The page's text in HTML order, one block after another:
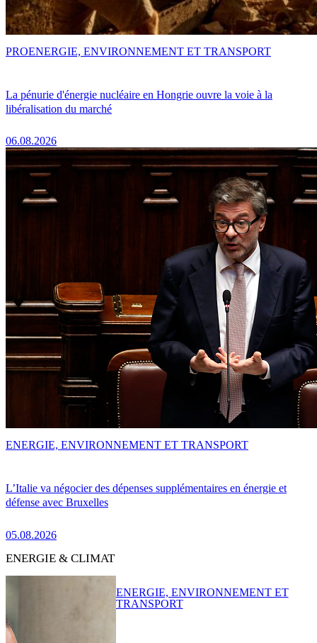
La pénurie d'énergie nucléaire en Hongrie ouvre la voie à la
libéralisation du marché
06.08.2026
PROENERGIE, ENVIRONNEMENT ET TRANSPORT
L’Italie va négocier des dépenses supplémentaires en énergie et
défense avec Bruxelles
05.08.2026
ENERGIE, ENVIRONNEMENT ET TRANSPORT
ENERGIE & CLIMAT
ENERGIE, ENVIRONNEMENT ET
TRANSPORT